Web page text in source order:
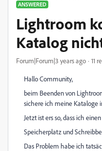
ANSWERED
Lightroom
Katalog
Forum|Forum|3 years ago 11
Hallo Community,
beim Beenden von
sichere ich meine Kataloge
Jetzt ist ers so, dass ich
Speicherplatz und
Das Problem habe ich